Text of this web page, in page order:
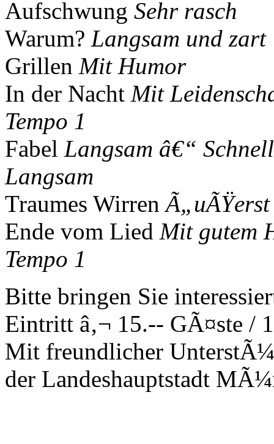
Aufschwung Sehr rasch
Warum? Langsam und zart
Grillen Mit Humor
In der Nacht Mit
Tempo 1
Fabel Langsam â€“
Langsam
Traumes Wirren
Ende vom Lied Mit gutem
Tempo 1
Bitte bringen Sie
Eintritt â‚¬ 15.-- GÃ¤ste /
Mit freundlicher
der Landeshauptstadt